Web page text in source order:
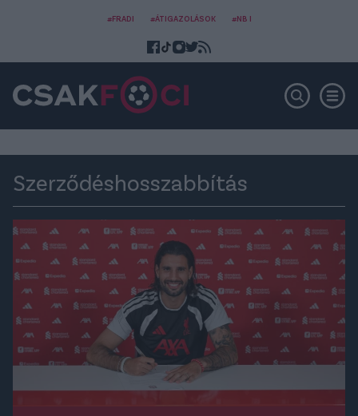
#FRADI #ÁTIGAZOLÁSOK #NB I
Szerződéshosszabbítás